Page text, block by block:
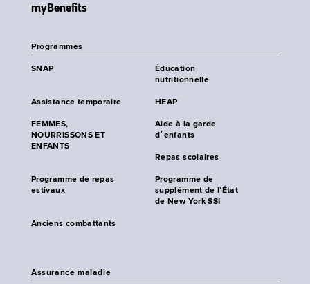
myBenefits
Programmes
SNAP
Éducation
nutritionnelle
Assistance temporaire HEAP
FEMMES,
NOURRISSONS ET
ENFANTS
Aide à la garde
d׳enfants
Repas scolaires
Programme de repas
estivaux
Programme de
supplément de l’État
de New York SSI
Anciens combattants
Assurance maladie